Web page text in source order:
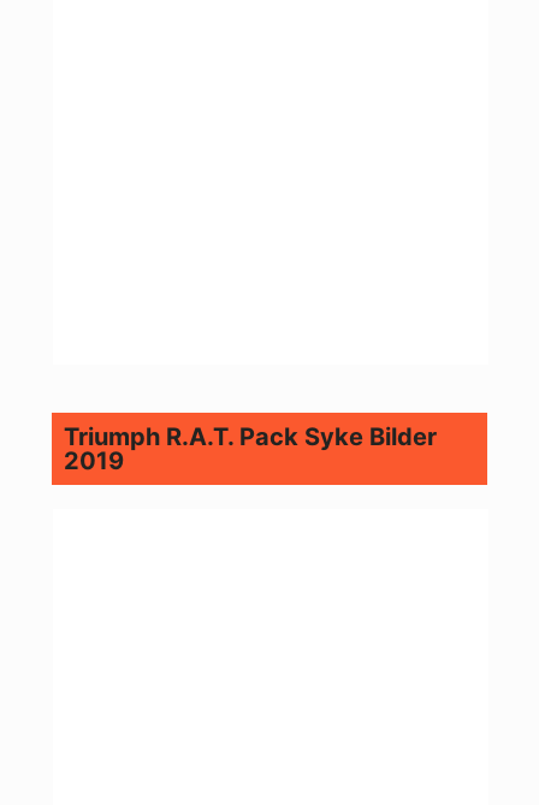
Triumph R.A.T. Pack Syke Bilder
2019